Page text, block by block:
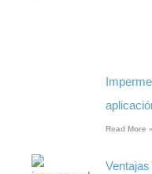
Read More »